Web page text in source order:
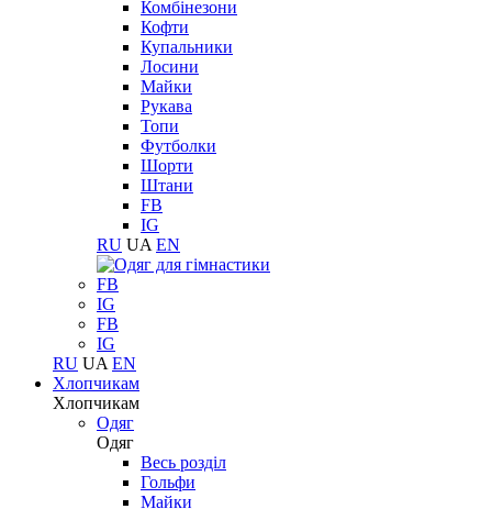
Комбінезони
Кофти
Купальники
Лосини
Майки
Рукава
Топи
Футболки
Шорти
Штани
FB
IG
RU UA EN
FB
IG
FB
IG
RU UA EN
Хлопчикам
Хлопчикам
Одяг
Одяг
Весь розділ
Гольфи
Майки